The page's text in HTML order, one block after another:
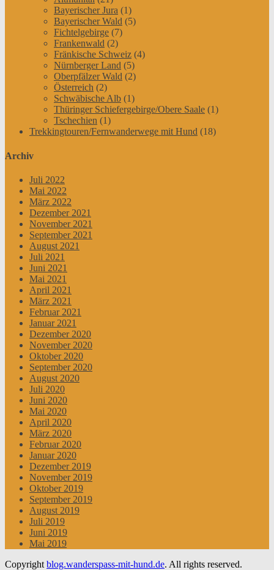
Bayerischer Jura (1)
Bayerischer Wald (5)
Fichtelgebirge (7)
Frankenwald (2)
Fränkische Schweiz (4)
Nürnberger Land (5)
Oberpfälzer Wald (2)
Österreich (2)
Schwäbische Alb (1)
Thüringer Schiefergebirge/Obere Saale (1)
Tschechien (1)
Trekkingtouren/Fernwanderwege mit Hund (18)
Archiv
Juli 2022
Mai 2022
März 2022
Dezember 2021
November 2021
September 2021
August 2021
Juli 2021
Juni 2021
Mai 2021
April 2021
März 2021
Februar 2021
Januar 2021
Dezember 2020
November 2020
Oktober 2020
September 2020
August 2020
Juli 2020
Juni 2020
Mai 2020
April 2020
März 2020
Februar 2020
Januar 2020
Dezember 2019
November 2019
Oktober 2019
September 2019
August 2019
Juli 2019
Juni 2019
Mai 2019
Copyright blog.wanderspass-mit-hund.de. All rights reserved.